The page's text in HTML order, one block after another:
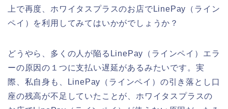
上で再度、ホワイタスプラスのお店でLinePay（ライン
ペイ）を利用してみてはいかがでしょうか？
どうやら、多くの人が陥るLinePay（ラインペイ）エラ
ーの原因の１つに支払い遅延があるみたいです。実
際、私自身も、LinePay（ラインペイ）の引き落とし口
座の残高が不足していたことが、ホワイタスプラスの